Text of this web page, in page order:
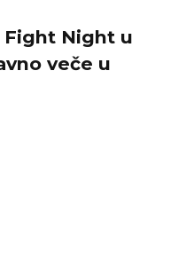
Fight Night u
veče u